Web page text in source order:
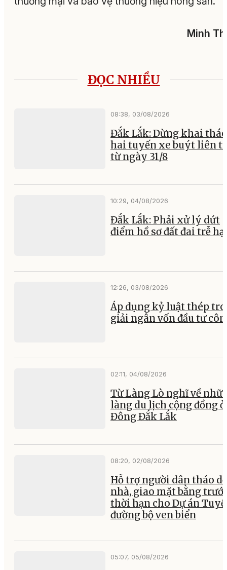
Minh
ĐỌC NHIỀU
08:38, 03/08/2026
Đắk Lắk: Dừng khai thác
hai tuyến xe buýt liên
từ ngày 31/8
10:29, 04/08/2026
Đắk Lắk: Phải xử lý dứt
điểm hồ sơ đất đai trễ
12:26, 03/08/2026
Áp dụng kỷ luật thép
giải ngân vốn đầu tư
02:11, 04/08/2026
Từ Làng Lò nghĩ về
làng du lịch cộng đồng ở
Đông Đắk Lắk
08:20, 02/08/2026
Hỗ trợ người dân tháo
nhà, giao mặt bằng
thời hạn cho Dự án
đường bộ ven biển
05:07, 05/08/2026